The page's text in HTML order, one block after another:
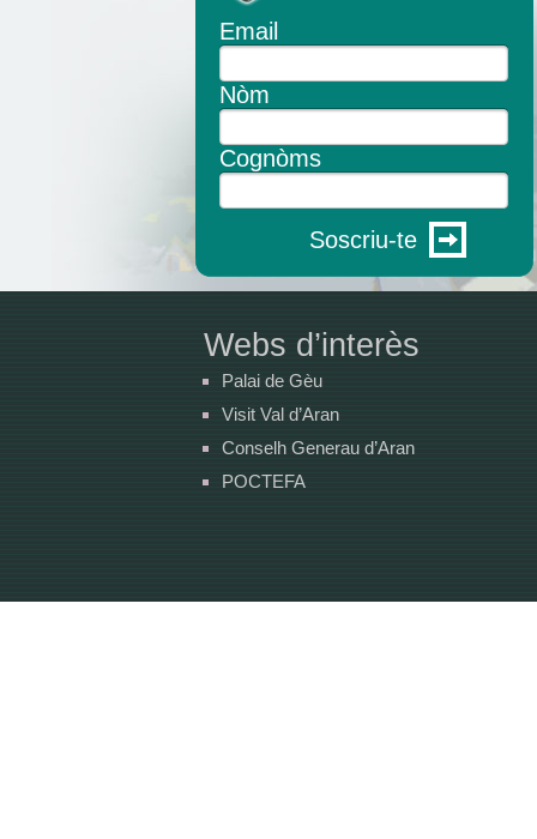
Email
Nòm
Cognòms
Soscriu-te
Webs d’interès
Palai de Gèu
Visit Val d’Aran
Conselh Generau d’Aran
POCTEFA